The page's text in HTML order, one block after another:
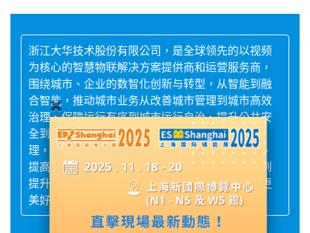
浙江大华技术股份有限公司，是全球领先的以视频
为核心的智慧物联解决方案提供商和运营服务商，
围绕城市、企业的数智化创新与转型，从智能到融
合智能，推动城市业务从改善城市管理到城市高效
治理、保障运行有序到城市运行自治、提升公共安
全到安全体系升级、生态环境监测到生态协同治
理，企业业务从优化安全体系到构建大安全体系、
提高生产效率到构铸数智生产力、辅助经营管理到
提升经营决断力，致力于让社会更智能，让生活更
美好。